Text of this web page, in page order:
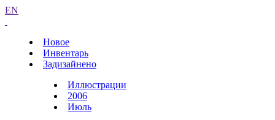
EN
Новое
Инвентарь
Задизайнено
Иллюстрации
2006
Июль